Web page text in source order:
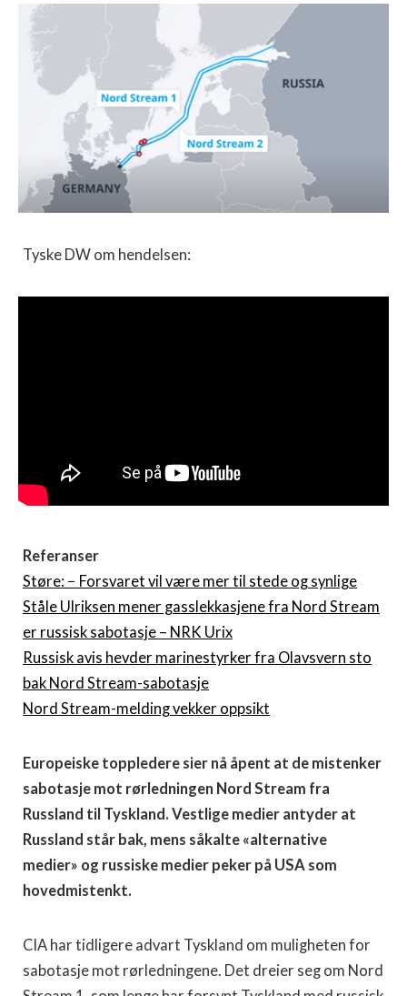
Tyske DW om hendelsen:
Referanser
Støre: − Forsvaret vil være mer til stede og synlige
Ståle Ulriksen mener gasslekkasjene fra Nord Stream
er russisk sabotasje – NRK Urix
Russisk avis hevder marinestyrker fra Olavsvern sto
bak Nord Stream-sabotasje
Nord Stream-melding vekker oppsikt
Europeiske toppledere sier nå åpent at de mistenker
sabotasje mot rørledningen Nord Stream fra
Russland til Tyskland. Vestlige medier antyder at
Russland står bak, mens såkalte «alternative
medier» og russiske medier peker på USA som
hovedmistenkt.
CIA har tidligere advart Tyskland om muligheten for
sabotasje mot rørledningene. Det dreier seg om Nord